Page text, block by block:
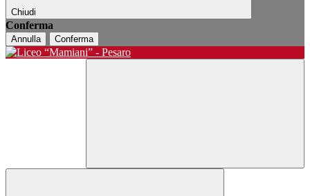
Chiudi
Conferma
Annulla Conferma